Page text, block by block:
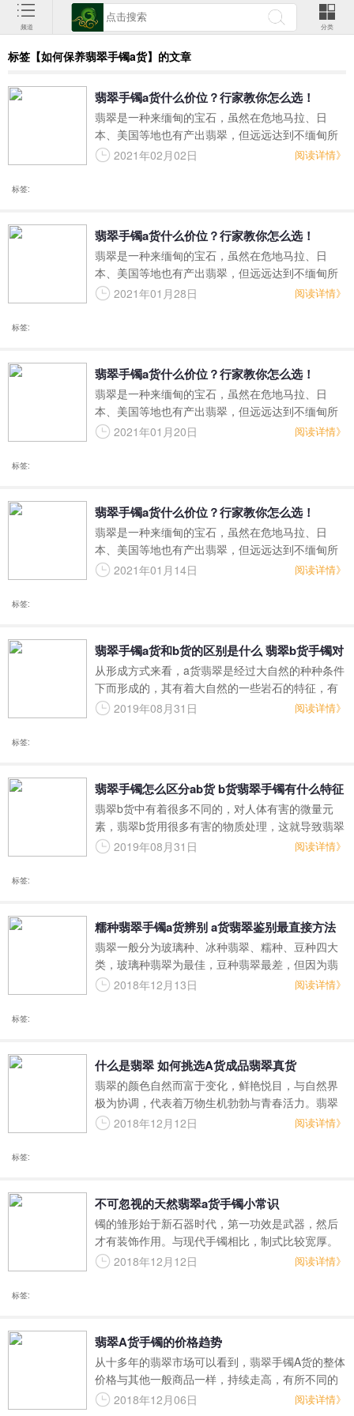
频道 分类
标签【如何保养翡翠手镯a货】的文章
翡翠手镯a货什么价位？行家教你怎么选！
翡翠是一种来缅甸的宝石，虽然在危地马拉、日
本、美国等地也有产出翡翠，但远远达到不缅甸所
产出的翡翠品质。不过近些年来缅甸战乱的发生以
2021年02月02日 阅读详情》
标签:
翡翠手镯a货什么价位？行家教你怎么选！
翡翠是一种来缅甸的宝石，虽然在危地马拉、日
本、美国等地也有产出翡翠，但远远达到不缅甸所
产出的翡翠品质。不过近些年来缅甸战乱的发生以
2021年01月28日 阅读详情》
标签:
翡翠手镯a货什么价位？行家教你怎么选！
翡翠是一种来缅甸的宝石，虽然在危地马拉、日
本、美国等地也有产出翡翠，但远远达到不缅甸所
产出的翡翠品质。不过近些年来缅甸战乱的发生以
2021年01月20日 阅读详情》
标签:
翡翠手镯a货什么价位？行家教你怎么选！
翡翠是一种来缅甸的宝石，虽然在危地马拉、日
本、美国等地也有产出翡翠，但远远达到不缅甸所
产出的翡翠品质。不过近些年来缅甸战乱的发生以
2021年01月14日 阅读详情》
标签:
翡翠手镯a货和b货的区别是什么 翡翠b货手镯对
人体有什么伤害
从形成方式来看，a货翡翠是经过大自然的种种条件
下而形成的，其有着大自然的一些岩石的特征，有
着自然界岩石的那种构成，其结构方面是b货翡翠无
距。
2019年08月31日 阅读详情》
标签:
翡翠手镯怎么区分ab货 b货翡翠手镯有什么特征
翡翠b货中有着很多不同的，对人体有害的微量元
素，翡翠b货用很多有害的物质处理，这就导致翡翠
b货上面有着很多有害物质残留，这些东西如果沾染
2019年08月31日 阅读详情》
标签:
糯种翡翠手镯a货辨别 a货翡翠鉴别最直接方法
翡翠一般分为玻璃种、冰种翡翠、糯种、豆种四大
类，玻璃种翡翠为最佳，豆种翡翠最差，但因为翡
翠手镯用料苛刻，所以常见的就是冰种和糯种两个
2018年12月13日 阅读详情》
标签:
什么是翡翠 如何挑选A货成品翡翠真货
翡翠的颜色自然而富于变化，鲜艳悦目，与自然界
极为协调，代表着万物生机勃勃与青春活力。翡翠
的颜色比以往任何玉的颜色都要鲜艳，它的质地比
2018年12月12日 阅读详情》
标签:
不可忽视的天然翡翠a货手镯小常识
镯的雏形始于新石器时代，第一功效是武器，然后
才有装饰作用。与现代手镯相比，制式比较宽厚。
东周战国时期的手镯于现代手镯区别不大，称
2018年12月12日 阅读详情》
标签:
翡翠A货手镯的价格趋势
从十多年的翡翠市场可以看到，翡翠手镯A货的整体
价格与其他一般商品一样，持续走高，有所不同的
是其升幅远远高于一般的商品。一般商品会出现价
2018年12月06日 阅读详情》